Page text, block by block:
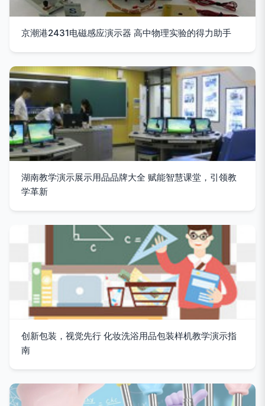
京潮港2431电磁感应演示器 高中物理实验的得力助手
湖南教学演示展示用品品牌大全 赋能智慧课堂，引领教
学革新
创新包装，视觉先行 化妆洗浴用品包装样机教学演示指
南